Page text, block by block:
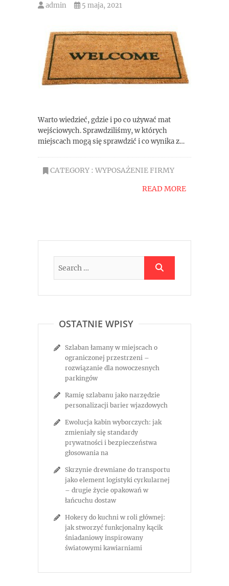
admin 5 maja, 2021
Warto wiedzieć, gdzie i po co używać mat
wejściowych. Sprawdziliśmy, w których
miejscach mogą się sprawdzić i co wynika z…
CATEGORY : WYPOSAŻENIE FIRMY
READ MORE
OSTATNIE WPISY
Szlaban łamany w miejscach o
ograniczonej przestrzeni –
rozwiązanie dla nowoczesnych
parkingów
Ramię szlabanu jako narzędzie
personalizacji barier wjazdowych
Ewolucja kabin wyborczych: jak
zmieniały się standardy
prywatności i bezpieczeństwa
głosowania na
Skrzynie drewniane do transportu
jako element logistyki cyrkularnej
– drugie życie opakowań w
łańcuchu dostaw
Hokery do kuchni w roli głównej:
jak stworzyć funkcjonalny kącik
śniadaniowy inspirowany
światowymi kawiarniami